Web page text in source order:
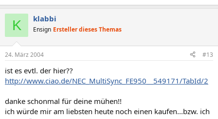
K klabbi
Ensign Ersteller dieses Themas
24. März 2004 #13
ist es evtl. der hier??
http://www.ciao.de/NEC_MultiSync_FE950__549171/TabId/2
danke schonmal für deine mühen!!
ich würde mir am liebsten heute noch einen kaufen...bzw. ich